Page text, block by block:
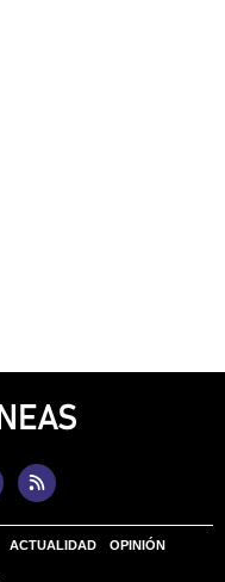
ACTUALIDAD OPINIÓN